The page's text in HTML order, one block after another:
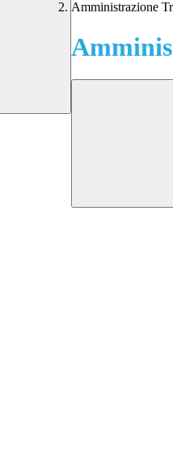
Amministrazione